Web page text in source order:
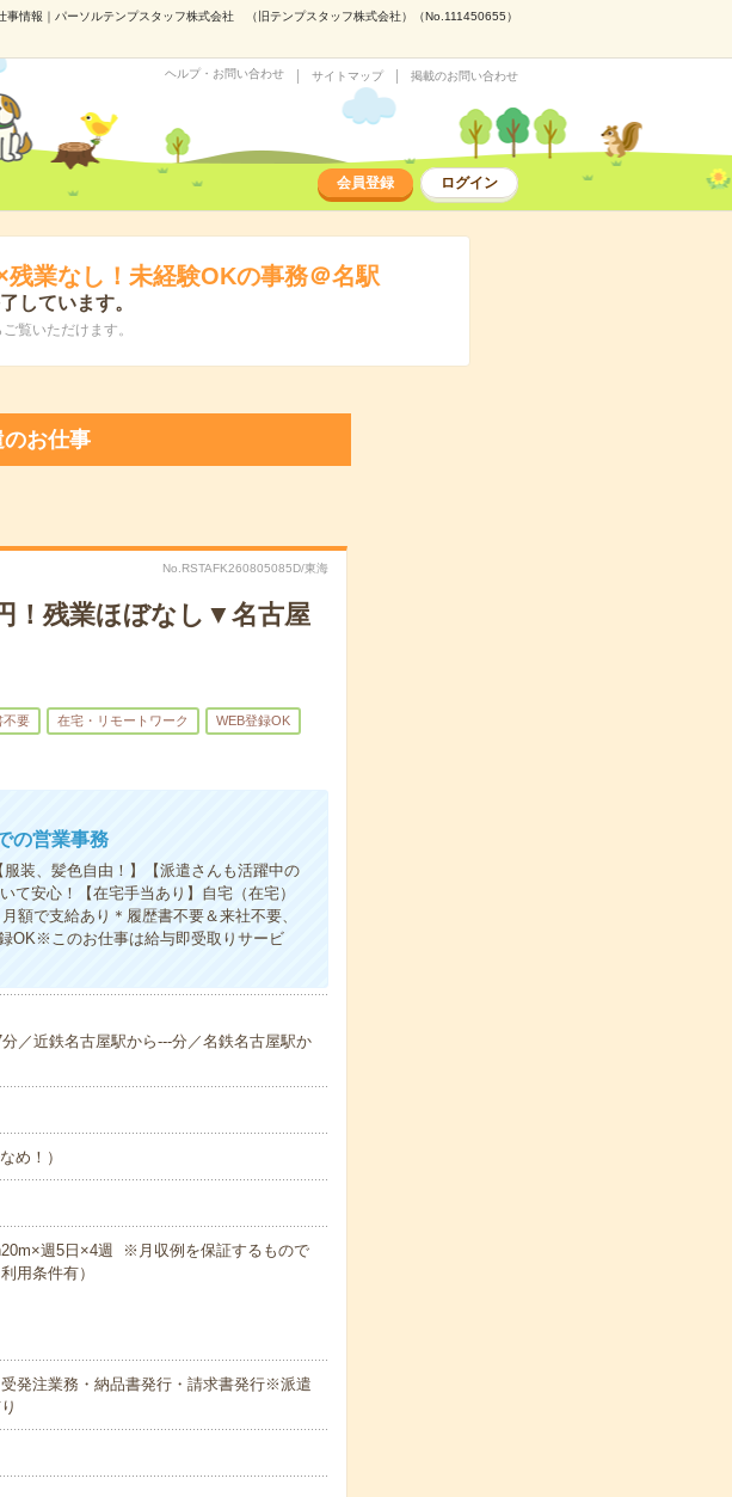
情報｜パーソルテンプスタッフ株式会社 （旧テンプスタッフ株式会社）（No.111450655）
ヘルプ・お問い合わせ サイトマップ 掲載のお問い合わせ
会員登録 ログイン
業なし！未経験OKの事務＠名駅
しています。
覧いただけます。
お仕事
No.RSTAFK260805085D/東海
！残業ほぼなし▼名古屋
不要 在宅・リモートワーク WEB登録OK
の営業事務
装、髪色自由！】【派遣さんも活躍中の
安心！【在宅手当あり】自宅（在宅）
額で支給あり＊履歴書不要＆来社不要、
OK※このお仕事は給与即受取りサービ
／近鉄名古屋駅から---分／名鉄名古屋駅か
め！）
週5日×4週 ※月収例を保証するもので
用条件有）
発注業務・納品書発行・請求書発行※派遣